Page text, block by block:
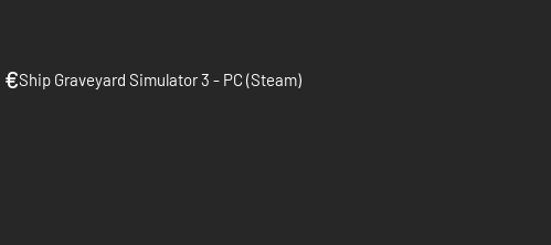
€Ship Graveyard Simulator 3 - PC (Steam)